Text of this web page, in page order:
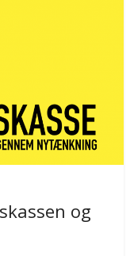
og